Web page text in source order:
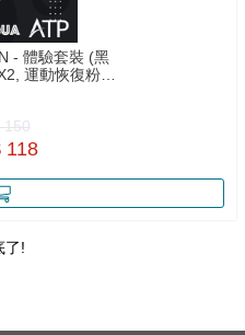
- 體驗套裝 (黑
劑
150
118
了!